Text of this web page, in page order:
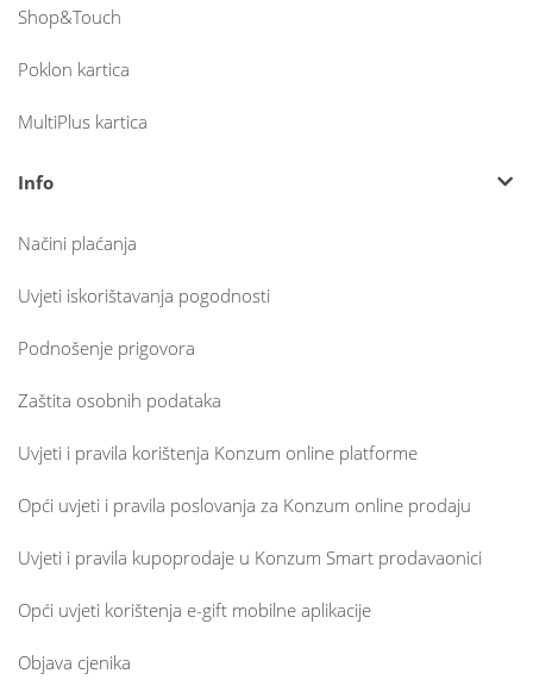
Shop&Touch
Poklon kartica
MultiPlus kartica
Info
Načini plaćanja
Uvjeti iskorištavanja pogodnosti
Podnošenje prigovora
Zaštita osobnih podataka
Uvjeti i pravila korištenja Konzum online platforme
Opći uvjeti i pravila poslovanja za Konzum online prodaju
Uvjeti i pravila kupoprodaje u Konzum Smart prodavaonici
Opći uvjeti korištenja e-gift mobilne aplikacije
Objava cjenika